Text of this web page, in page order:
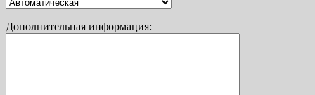
Дополнительная информация: